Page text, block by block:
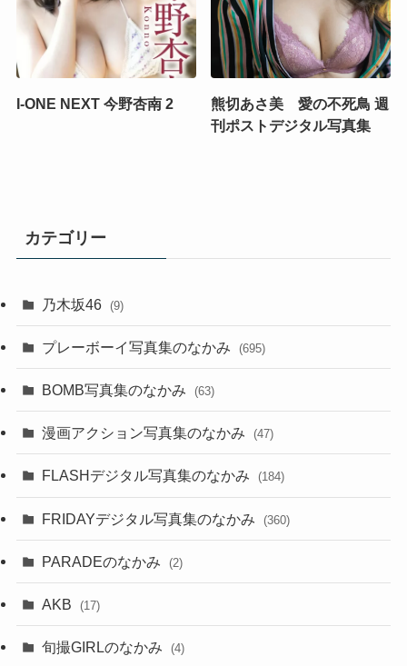
I-ONE NEXT 今野杏南 2
熊切あさ美 愛の不死鳥 週
刊ポストデジタル写真集
カテゴリー
乃木坂46 (9)
プレーボーイ写真集のなかみ (695)
BOMB写真集のなかみ (63)
漫画アクション写真集のなかみ (47)
FLASHデジタル写真集のなかみ (184)
FRIDAYデジタル写真集のなかみ (360)
PARADEのなかみ (2)
AKB (17)
旬撮GIRLのなかみ (4)